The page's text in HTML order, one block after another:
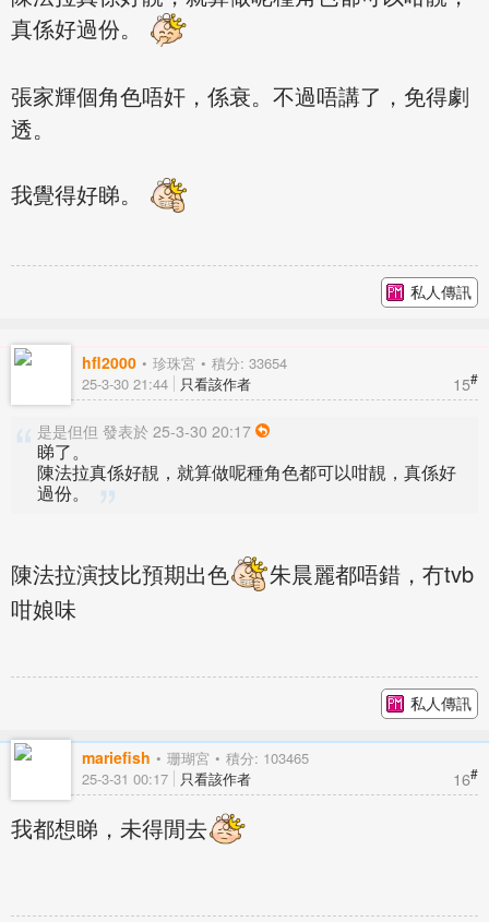
真係好過份。
張家輝個角色唔奸，係衰。不過唔講了，免得劇
透。
我覺得好睇。
私人傳訊
hfl2000 珍珠宮 積分: 33654
15#
25-3-30 21:44 只看該作者
是是但但 發表於 25-3-30 20:17
睇了。
陳法拉真係好靚，就算做呢種角色都可以咁靚，真係好
過份。
陳法拉演技比預期出色
朱晨麗都唔錯，冇tvb
咁娘味
私人傳訊
mariefish 珊瑚宮 積分: 103465
16#
25-3-31 00:17 只看該作者
我都想睇，未得閒去